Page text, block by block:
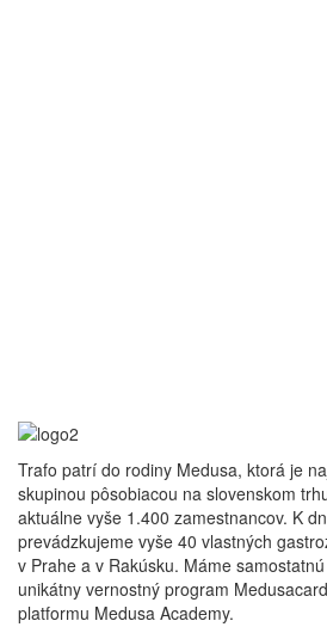
Trafo patrí do rodiny Medusa, ktorá je
skupinou pôsobiacou na slovenskom
aktuálne vyše 1.400 zamestnancov. K
prevádzkujeme vyše 40 vlastných
v Prahe a v Rakúsku. Máme
unikátny vernostný program
platformu Medusa Academy.